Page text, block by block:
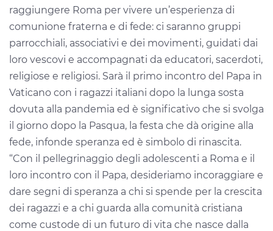
raggiungere Roma per vivere un’esperienza di
comunione fraterna e di fede: ci saranno gruppi
parrocchiali, associativi e dei movimenti, guidati dai
loro vescovi e accompagnati da educatori, sacerdoti,
religiose e religiosi. Sarà il primo incontro del Papa in
Vaticano con i ragazzi italiani dopo la lunga sosta
dovuta alla pandemia ed è significativo che si svolga
il giorno dopo la Pasqua, la festa che dà origine alla
fede, infonde speranza ed è simbolo di rinascita.
“Con il pellegrinaggio degli adolescenti a Roma e il
loro incontro con il Papa, desideriamo incoraggiare e
dare segni di speranza a chi si spende per la crescita
dei ragazzi e a chi guarda alla comunità cristiana
come custode di un futuro di vita che nasce dalla